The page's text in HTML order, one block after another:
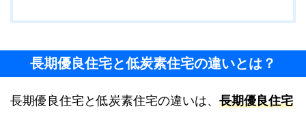
長期優良住宅と低炭素住宅の違いとは？
長期優良住宅と低炭素住宅の違いは、 長期優良住宅